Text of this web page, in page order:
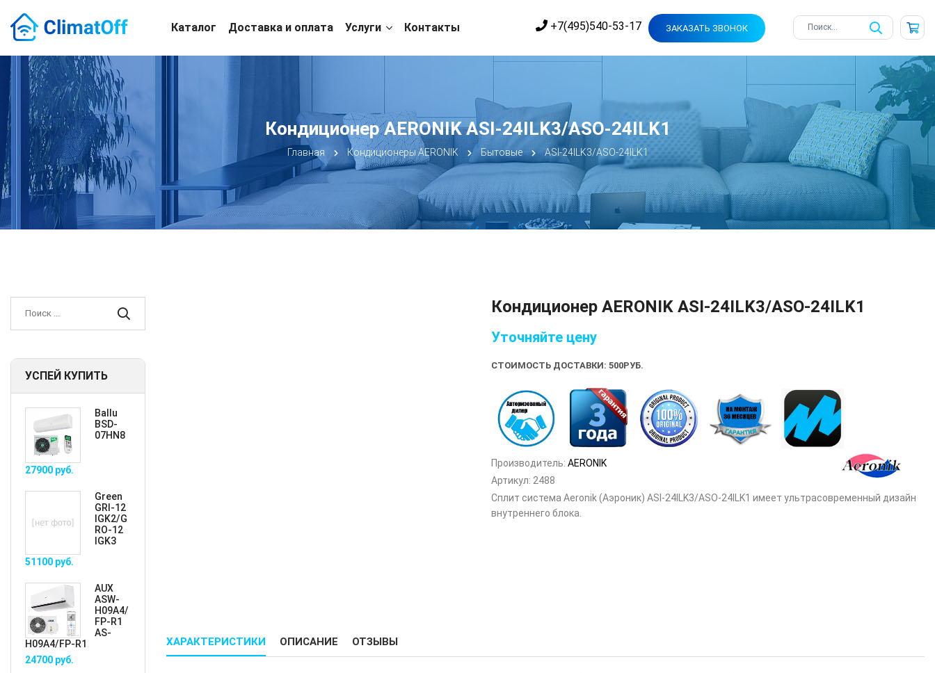
+7(495)540-53-17 ЗАКАЗАТЬ ЗВОНОК
Каталог Доставка и оплата Услуги Контакты
Кондиционер AERONIK ASI-24ILK3/ASO-24ILK1
Главная Кондиционеры AERONIK Бытовые ASI-24ILK3/ASO-24ILK1
УСПЕЙ КУПИТЬ
Ballu
BSD-
07HN8
27900 руб.
Green
GRI-12
IGK2/G
RO-12
IGK3
51100 руб.
AUX
ASW-
H09A4/
FP-R1
AS-
H09A4/FP-R1
24700 руб.
Кондиционер AERONIK ASI-24ILK3/ASO-24ILK1
Уточняйте цену
СТОИМОСТЬ ДОСТАВКИ: 500РУБ.
Производитель: AERONIK
Артикул: 2488
Сплит система Aeronik (Аэроник) ASI-24ILK3/ASO-24ILK1 имеет ультрасовременный дизайн
внутреннего блока.
ХАРАКТЕРИСТИКИ ОПИСАНИЕ ОТЗЫВЫ